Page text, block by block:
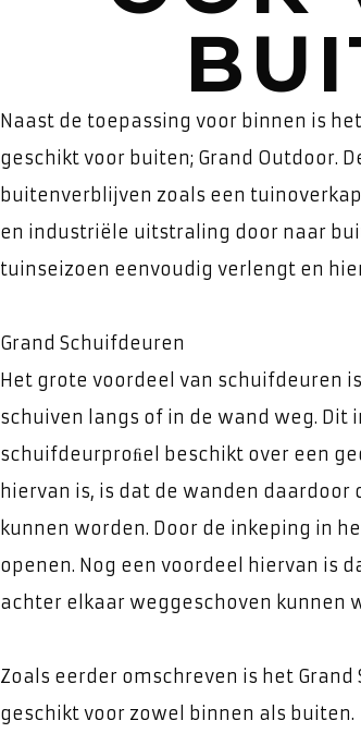
Naast de toepassing voor binnen is
geschikt voor buiten; Grand Outdoor.
buitenverblijven zoals een
en industriële uitstraling door naar
tuinseizoen eenvoudig verlengt en
Grand Schuifdeuren
Het grote voordeel van schuifdeuren
schuiven langs of in de wand weg.
schuifdeurproﬁel beschikt over een
hiervan is, is dat de wanden
kunnen worden. Door de inkeping in
openen. Nog een voordeel hiervan is
achter elkaar weggeschoven kunnen
Zoals eerder omschreven is het
geschikt voor zowel binnen als buiten.